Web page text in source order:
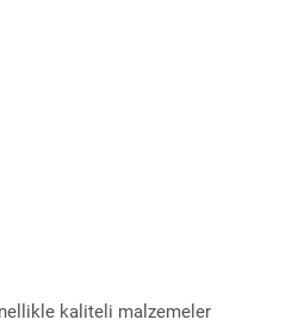
kaliteli malzemeler